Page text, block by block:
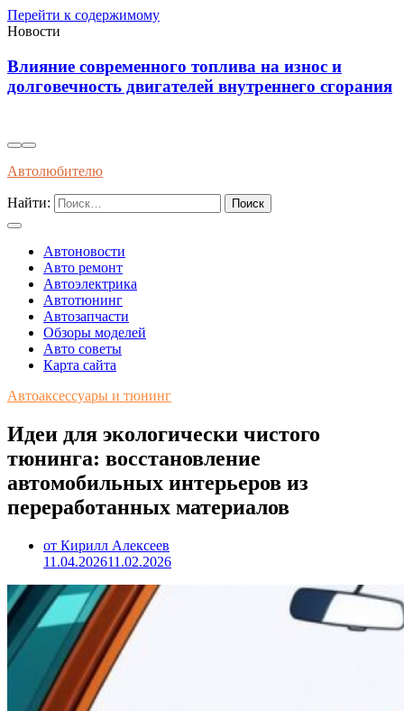
Перейти к содержимому
Новости
Диагностика износостойкости тормозных
колодок через вибрационные и температурные
Автолюбителю
Найти:
Автоновости
Авто ремонт
Автоэлектрика
Автотюнинг
Автозапчасти
Обзоры моделей
Авто советы
Карта сайта
Автоаксессуары и тюнинг
Идеи для экологически чистого
тюнинга: восстановление
автомобильных интерьеров из
переработанных материалов
от Кирилл Алексеев
11.04.202611.02.2026